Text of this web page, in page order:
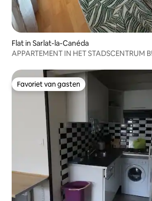
Flat in Sarlat-la-Canéda
APPARTEMENT IN HET STADSCENTRUM
Favoriet van gasten
Favoriet van gasten